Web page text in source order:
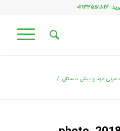
مربی مهد و پیش دبستان /